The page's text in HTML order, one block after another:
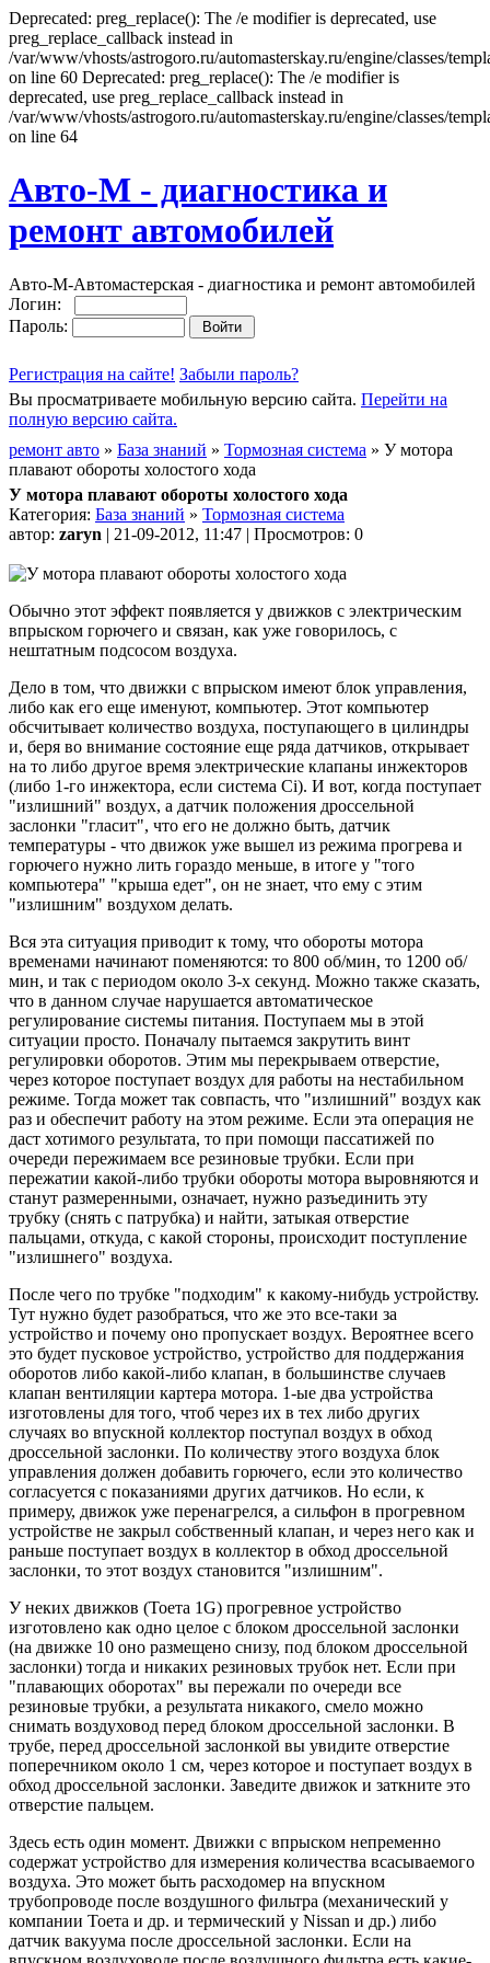
Deprecated: preg_replace(): The /e modifier is deprecated, use
preg_replace_callback instead in
/var/www/vhosts/astrogoro.ru/automasterskay.ru/engine/classes/
on line 60 Deprecated: preg_replace(): The /e modifier is
deprecated, use preg_replace_callback instead in
/var/www/vhosts/astrogoro.ru/automasterskay.ru/engine/classes/
on line 64
Авто-М - диагностика и
ремонт автомобилей
Авто-М-Автомастерская - диагностика и ремонт автомобилей
Логин:
Пароль:
Регистрация на сайте! Забыли пароль?
Вы просматриваете мобильную версию сайта. Перейти на
полную версию сайта.
ремонт авто » База знаний » Тормозная система » У мотора
плавают обороты холостого хода
У мотора плавают обороты холостого хода
Категория: База знаний » Тормозная система
автор: zaryn | 21-09-2012, 11:47 | Просмотров: 0
Обычно этот эффект появляется у движков с электрическим
впрыском горючего и связан, как уже говорилось, с
нештатным подсосом воздуха.
Дело в том, что движки с впрыском имеют блок управления,
либо как его еще именуют, компьютер. Этот компьютер
обсчитывает количество воздуха, поступающего в цилиндры
и, беря во внимание состояние еще ряда датчиков, открывает
на то либо другое время электрические клапаны инжекторов
(либо 1-го инжектора, если система Ci). И вот, когда поступает
"излишний" воздух, а датчик положения дроссельной
заслонки "гласит", что его не должно быть, датчик
температуры - что движок уже вышел из режима прогрева и
горючего нужно лить гораздо меньше, в итоге у "того
компьютера" "крыша едет", он не знает, что ему с этим
"излишним" воздухом делать.
Вся эта ситуация приводит к тому, что обороты мотора
временами начинают поменяются: то 800 об/мин, то 1200 об/
мин, и так с периодом около 3-х секунд. Можно также сказать,
что в данном случае нарушается автоматическое
регулирование системы питания. Поступаем мы в этой
ситуации просто. Поначалу пытаемся закрутить винт
регулировки оборотов. Этим мы перекрываем отверстие,
через которое поступает воздух для работы на нестабильном
режиме. Тогда может так совпасть, что "излишний" воздух как
раз и обеспечит работу на этом режиме. Если эта операция не
даст хотимого результата, то при помощи пассатижей по
очереди пережимаем все резиновые трубки. Если при
пережатии какой-либо трубки обороты мотора выровняются и
станут размеренными, означает, нужно разъединить эту
трубку (снять с патрубка) и найти, затыкая отверстие
пальцами, откуда, с какой стороны, происходит поступление
"излишнего" воздуха.
После чего по трубке "подходим" к какому-нибудь устройству.
Тут нужно будет разобраться, что же это все-таки за
устройство и почему оно пропускает воздух. Вероятнее всего
это будет пусковое устройство, устройство для поддержания
оборотов либо какой-либо клапан, в большинстве случаев
клапан вентиляции картера мотора. 1-ые два устройства
изготовлены для того, чтоб через их в тех либо других
случаях во впускной коллектор поступал воздух в обход
дроссельной заслонки. По количеству этого воздуха блок
управления должен добавить горючего, если это количество
согласуется с показаниями других датчиков. Но если, к
примеру, движок уже перенагрелся, а сильфон в прогревном
устройстве не закрыл собственный клапан, и через него как и
раньше поступает воздух в коллектор в обход дроссельной
заслонки, то этот воздух становится "излишним".
У неких движков (Тоета 1G) прогревное устройство
изготовлено как одно целое с блоком дроссельной заслонки
(на движке 10 оно размещено снизу, под блоком дроссельной
заслонки) тогда и никаких резиновых трубок нет. Если при
"плавающих оборотах" вы пережали по очереди все
резиновые трубки, а результата никакого, смело можно
снимать воздуховод перед блоком дроссельной заслонки. В
трубе, перед дроссельной заслонкой вы увидите отверстие
поперечником около 1 см, через которое и поступает воздух в
обход дроссельной заслонки. Заведите движок и заткните это
отверстие пальцем.
Здесь есть один момент. Движки с впрыском непременно
содержат устройство для измерения количества всасываемого
воздуха. Это может быть расходомер на впускном
трубопроводе после воздушного фильтра (механический у
компании Тоета и др. и термический у Nissan и др.) либо
датчик вакуума после дроссельной заслонки. Если на